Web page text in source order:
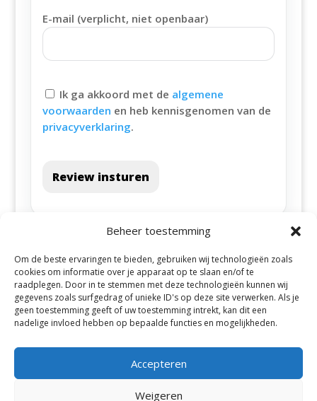
Beheer toestemming
Om de beste ervaringen te bieden, gebruiken wij technologieën zoals
cookies om informatie over je apparaat op te slaan en/of te
raadplegen. Door in te stemmen met deze technologieën kunnen wij
gegevens zoals surfgedrag of unieke ID's op deze site verwerken. Als je
geen toestemming geeft of uw toestemming intrekt, kan dit een
nadelige invloed hebben op bepaalde functies en mogelijkheden.
Accepteren
Weigeren
E-mail (verplicht, niet openbaar)
Ik ga akkoord met de algemene
voorwaarden en heb kennisgenomen van de
privacyverklaring.
Review insturen
Alle steden